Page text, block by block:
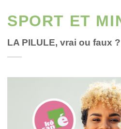
SPORT ET
LA PILULE, vrai ou faux ?